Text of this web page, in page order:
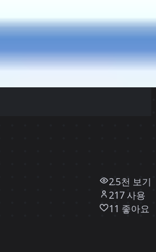
2.5천 보기
217사용
11 좋아요